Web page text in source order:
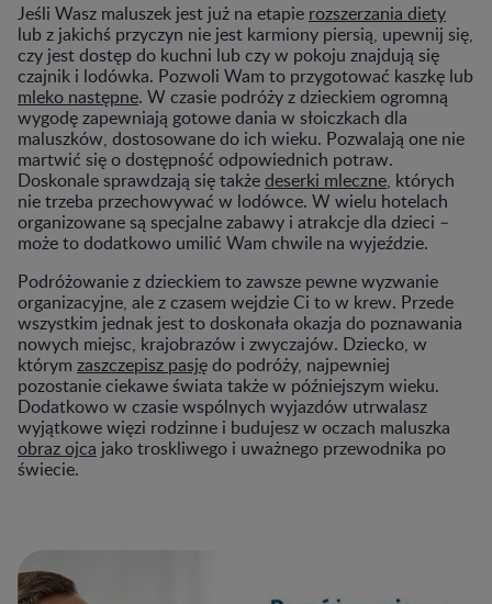
Jeśli Wasz maluszek jest już na etapie rozszerzania diety
lub z jakichś przyczyn nie jest karmiony piersią, upewnij się,
czy jest dostęp do kuchni lub czy w pokoju znajdują się
czajnik i lodówka. Pozwoli Wam to przygotować kaszkę lub
mleko następne. W czasie podróży z dzieckiem ogromną
wygodę zapewniają gotowe dania w słoiczkach dla
maluszków, dostosowane do ich wieku. Pozwalają one nie
martwić się o dostępność odpowiednich potraw.
Doskonale sprawdzają się takżedeserki mleczne, których
nie trzeba przechowywać w lodówce. W wielu hotelach
organizowane są specjalne zabawy i atrakcje dla dzieci –
może to dodatkowo umilić Wam chwile na wyjeździe.
Podróżowanie z dzieckiem to zawsze pewne wyzwanie
organizacyjne, ale z czasem wejdzie Ci to w krew. Przede
wszystkim jednak jest to doskonała okazja do poznawania
nowych miejsc, krajobrazów i zwyczajów. Dziecko, w
którym zaszczepisz pasjędo podróży, najpewniej
pozostanie ciekawe świata także w późniejszym wieku.
Dodatkowo w czasie wspólnych wyjazdów utrwalasz
wyjątkowe więzi rodzinne i budujesz w oczach maluszka
obraz ojca jako troskliwego i uważnego przewodnika po
świecie.